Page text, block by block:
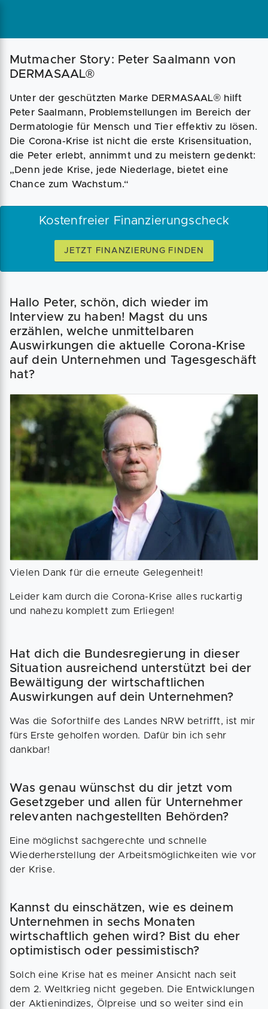
Magazin Businessplan Fördermittel
Mutmacher Story: Peter Saalmann von
DERMASAAL®
Unter der geschützten Marke DERMASAAL® hilft
Peter Saalmann, Problemstellungen im Bereich der
Dermatologie für Mensch und Tier effektiv zu lösen.
Die Corona-Krise ist nicht die erste Krisensituation,
die Peter erlebt, annimmt und zu meistern gedenkt:
„Denn jede Krise, jede Niederlage, bietet eine
Chance zum Wachstum.“
Kostenfreier Finanzierungscheck
JETZT FINANZIERUNG FINDEN
Hallo Peter, schön, dich wieder im
Interview zu haben! Magst du uns
erzählen, welche unmittelbaren
Auswirkungen die aktuelle Corona-Krise
auf dein Unternehmen und Tagesgeschäft
hat?
Vielen Dank für die erneute Gelegenheit!
Leider kam durch die Corona-Krise alles ruckartig
und nahezu komplett zum Erliegen!
Hat dich die Bundesregierung in dieser
Situation ausreichend unterstützt bei der
Bewältigung der wirtschaftlichen
Auswirkungen auf dein Unternehmen?
Was die Soforthilfe des Landes NRW betrifft, ist mir
fürs Erste geholfen worden. Dafür bin ich sehr
dankbar!
Was genau wünschst du dir jetzt vom
Gesetzgeber und allen für Unternehmer
relevanten nachgestellten Behörden?
Eine möglichst sachgerechte und schnelle
Wiederherstellung der Arbeitsmöglichkeiten wie vor
der Krise.
Kannst du einschätzen, wie es deinem
Unternehmen in sechs Monaten
wirtschaftlich gehen wird? Bist du eher
optimistisch oder pessimistisch?
Solch eine Krise hat es meiner Ansicht nach seit
dem 2. Weltkrieg nicht gegeben. Die Entwicklungen
der Aktienindizes, Ölpreise und so weiter sind ein